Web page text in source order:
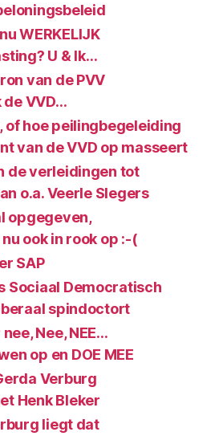
WERKELIJK
U & Ik…
van de PVV
VVD…
of hoe peilingbegeleiding
van de VVD op masseert
de verleidingen tot
o.a. Veerle Slegers
opgegeven,
ook in rook op :-(
SAP
Sociaal Democratisch
spindoctort
Nee, NEE…
op en DOE MEE
Verburg
Henk Bleker
liegt dat